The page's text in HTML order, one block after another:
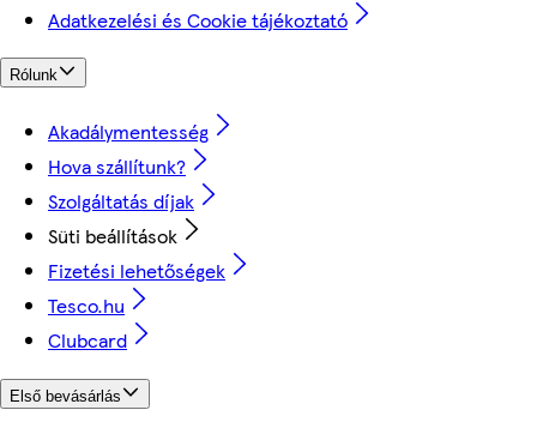
Adatkezelési és Cookie tájékoztató
Rólunk
Akadálymentesség
Hova szállítunk?
Szolgáltatás díjak
Süti beállítások
Fizetési lehetőségek
Tesco.hu
Clubcard
Első bevásárlás